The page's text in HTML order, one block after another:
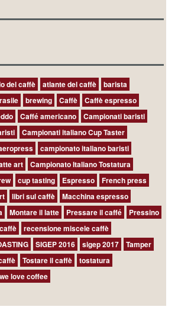
contiene molte informazioni
del caffè atlante del caffè
barista
brewing Caffè
Caffè espresso
Caffé americano
Campionati baristi
Campionati italiano Cup Taster